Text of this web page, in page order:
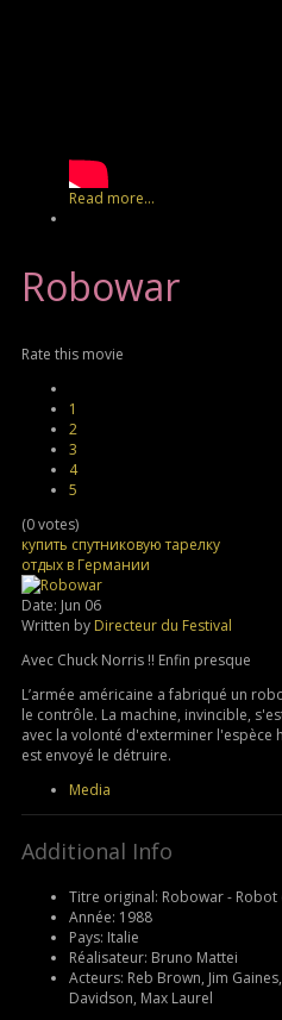
Read more...
Robowar
Rate this movie
1
2
3
4
5
(0 votes)
купить спутниковую тарелку
отдых в Германии
Date: Jun 06
Written by Directeur du Festival
Avec Chuck Norris !! Enfin presque
L’armée américaine a fabriqué un
le contrôle. La machine, invincible,
avec la volonté d'exterminer l'espèce
est envoyé le détruire.
Media
Additional Info
Titre original: Robowar - Robot
Année: 1988
Pays: Italie
Réalisateur: Bruno Mattei
Acteurs: Reb Brown, Jim
Davidson, Max Laurel